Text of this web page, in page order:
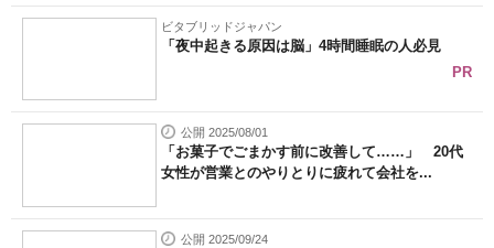
ビタブリッドジャパン
「夜中起きる原因は脳」4時間睡眠の人必見
PR
公開 2025/08/01
「お菓子でごまかす前に改善して……」 20代
女性が営業とのやりとりに疲れて会社を...
公開 2025/09/24